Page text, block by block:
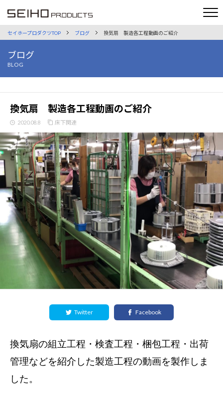
セイホープロダクツTOP ブログ 換気扇 製造各工程動画のご紹介
ブログ
BLOG
換気扇 製造各工程動画のご紹介
2020.08.8 床下関連
Twitter Facebook
換気扇の組立工程・検査工程・梱包工程・出荷
管理などを紹介した製造工程の動画を製作しま
した。